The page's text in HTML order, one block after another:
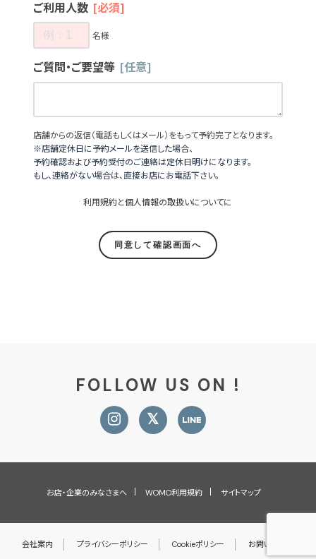
ご利用人数 [必須]
名様
ご質問・ご要望等 [任意]
店舗からの返信（電話もしくはメール）をもって予約完了となります。
※店舗定休日に予約メールを送信した場合、
予約確認および予約受付のご連絡は定休日明けになります。
もし、連絡がない場合は、直接お店にお電話下さい。
利用規約と個人情報の取扱いについてに
FOLLOW US ON !
お店・企業のみなさまへ WOMO利用規約 サイトマップ
会社案内 プライバシーポリシー Cookieポリシー お問い合わせ